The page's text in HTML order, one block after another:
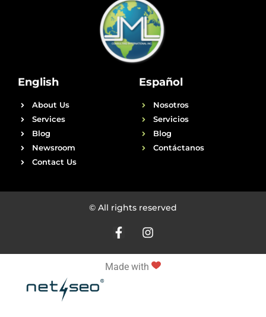
English
About Us
Services
Blog
Newsroom
Contact Us
Español
Nosotros
Servicios
Blog
Contáctanos
© All rights reserved
Made with